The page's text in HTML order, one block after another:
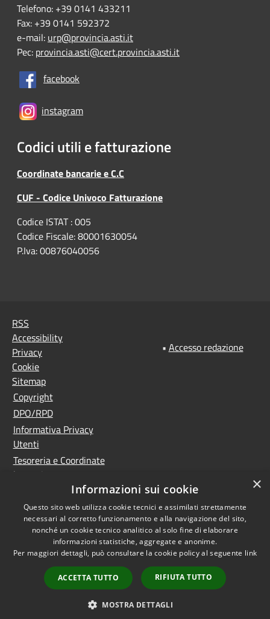
Telefono: +39 0141 433211
Fax: +39 0141 592372
e-mail: urp@provincia.asti.it
Pec: provincia.asti@cert.provincia.asti.it
facebook
instagram
Codici utili e fatturazione
Coordinate bancarie e C.C
CUF - Codice Univoco Fatturazione
Codice ISTAT : 005
Codice Fiscale: 80001630054
P.Iva: 00876040056
RSS
Accessibility
Privacy
Cookie
Sitemap
Copyright
DPO/RPD
Informativa Privacy
Utenti
Tesoreria e Coordinate
bancarie
Controlla la tua posta
PNRR (Piano Nazionale
di Ripresa e Resilienza)
Meccanismo di feedback
Whistleblowing
Dichiarazione di
accessibilità
• Accesso redazione
×
Informazioni sui cookie
Questo sito web utilizza cookie tecnici e assimilati strettamente
necessari al corretto funzionamento e alla navigazione del sito,
nonché un cookie tecnico analitico al solo fine di elaborare
informazioni statistiche, aggregate e anonime.
Per maggiori dettagli, può consultare la cookie policy al seguente link
ACCETTA TUTTO RIFIUTA TUTTO
MOSTRA DETTAGLI